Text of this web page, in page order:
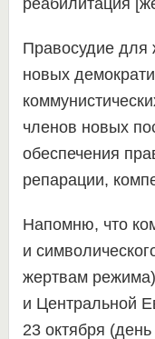
реабилитация
Правосудие для
новых
членов новых
обеспечения
репарации,
Напомню, что
и
жертвам
и Центральной
23 октября